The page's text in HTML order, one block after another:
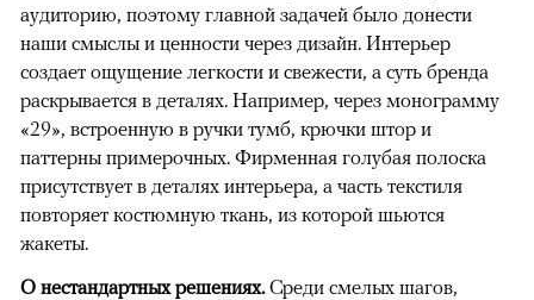
аудиторию, поэтому главной задачей было донести
наши смыслы и ценности через дизайн. Интерьер
создает ощущение легкости и свежести, а суть бренда
раскрывается в деталях. Например, через монограмму
«29», встроенную в ручки тумб, крючки штор и
паттерны примерочных. Фирменная голубая полоска
присутствует в деталях интерьера, а часть текстиля
повторяет костюмную ткань, из которой шьются
жакеты.
О нестандартных решениях.Среди смелых шагов,